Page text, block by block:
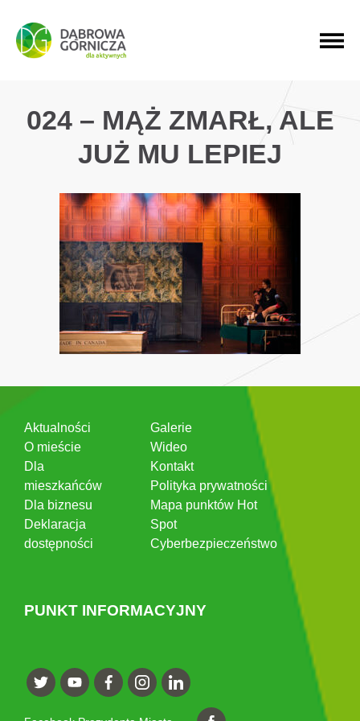
PRZEJDŹ DO MENU GŁÓWNEGO
PRZEJDŹ DO WYSZUKIWARKI
PRZEJDŹ DO TREŚCI
024 – MĄŻ ZMARŁ, ALE
JUŻ MU LEPIEJ
Aktualności
O mieście
Dla
mieszkańców
Dla biznesu
Deklaracja
dostępności
Galerie
Wideo
Kontakt
Polityka prywatności
Mapa punktów Hot
Spot
Cyberbezpieczeństwo
PUNKT INFORMACYJNY